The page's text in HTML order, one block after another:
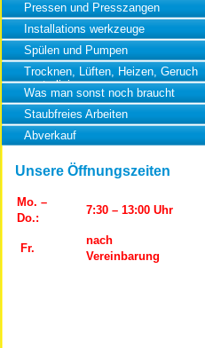
Pressen und Presszangen
Installations werkzeuge
Spülen und Pumpen
Trocknen, Lüften, Heizen, Geruch
neutralisierung
Was man sonst noch braucht
Staubfreies Arbeiten
Abverkauf
Unsere Öffnungszeiten
Mo. –
Do.:
7:30 – 13:00 Uhr
Fr.
nach
Vereinbarung